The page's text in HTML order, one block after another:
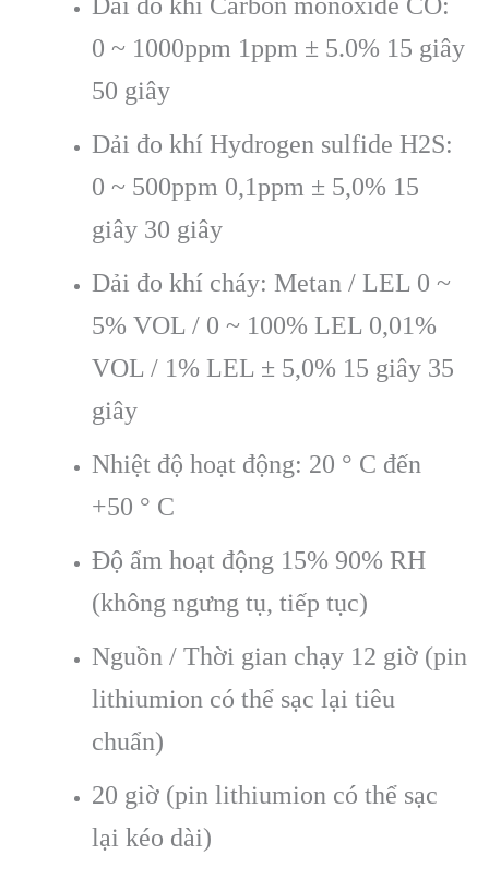
0 ~ 1000ppm 1ppm ± 5.0% 15 giây
50 giây
Dải đo khí Hydrogen sulfide H2S:
0 ~ 500ppm 0,1ppm ± 5,0% 15
giây 30 giây
Dải đo khí cháy: Metan / LEL 0 ~
5% VOL / 0 ~ 100% LEL 0,01%
VOL / 1% LEL ± 5,0% 15 giây 35
giây
Nhiệt độ hoạt động: 20 ° C đến
+50 ° C
Độ ẩm hoạt động 15% 90% RH
(không ngưng tụ, tiếp tục)
Nguồn / Thời gian chạy 12 giờ (pin
lithiumion có thể sạc lại tiêu
chuẩn)
20 giờ (pin lithiumion có thể sạc
lại kéo dài)